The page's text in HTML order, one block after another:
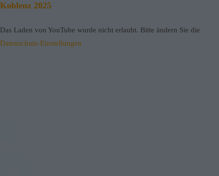
Koblenz 2025
Das Laden von YouTube wurde nicht erlaubt. Bitte ändern Sie die
Datenschutz-Einstellungen